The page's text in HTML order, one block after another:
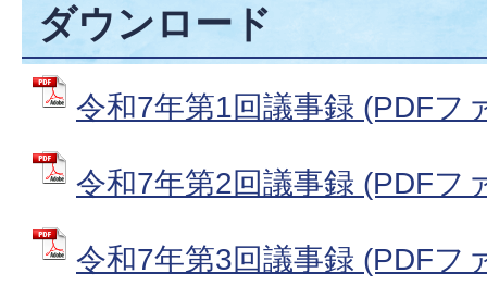
ダウンロード
令和7年第1回議事録 (PDFフ
令和7年第2回議事録 (PDFフ
令和7年第3回議事録 (PDFフ